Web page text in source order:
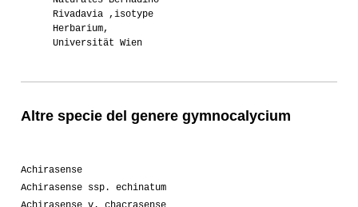
Rivadavia ,isotype
Herbarium,
Universität Wien
Altre specie del genere gymnocalycium
Achirasense
Achirasense ssp. echinatum